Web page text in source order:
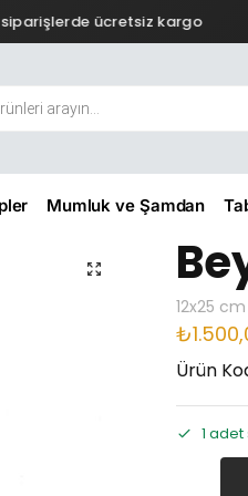
ücretsiz kargo
Mumluk ve Şamdan
12x25 cm
₺
Ürün
1